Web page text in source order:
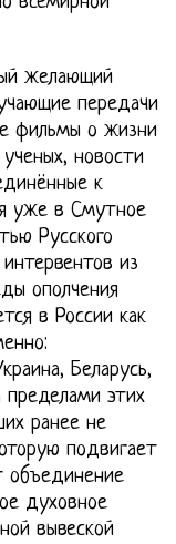
желающий
передачи
фильмы о жизни
новости
к
уже в Смутное
Русского
из
ополчения
в России как
Беларусь,
этих
ранее не
подвигает
объединение
духовное
вывеской